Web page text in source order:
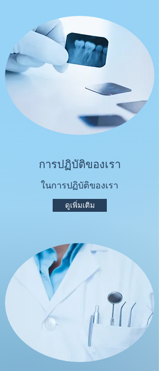
การปฏิบัติของเรา
ในการปฏิบัติของเรา
ดูเพิ่มเติม